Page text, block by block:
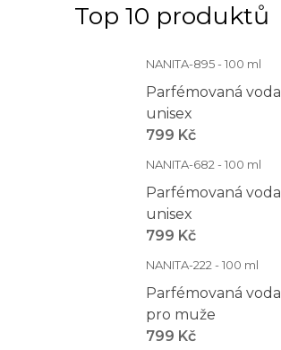
Top 10 produktů
NANITA-895 - 100 ml
Parfémovaná voda
unisex
799 Kč
NANITA-682 - 100 ml
Parfémovaná voda
unisex
799 Kč
NANITA-222 - 100 ml
Parfémovaná voda
pro muže
799 Kč